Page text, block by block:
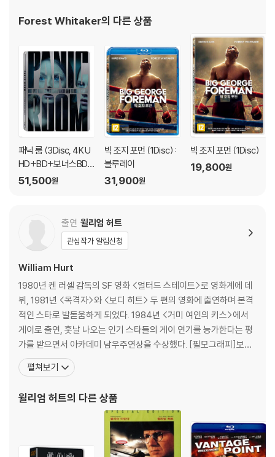
있으며, 상품의 불량이 아닙니다. 단, 재생에 이상이 있는 경우에는 불량으
※ 교환/반품 안내
1) 불량으로 인한 교환/반품 요청 시에는 불량 확인을 위해 개봉 시의 동영
상을 요청할 수 있으며, 동영상이 없는 경우 교환/반품이 제한될 수 있습니
관련 사진과 동영상 및 재생 기기 모델명을 첨부하여 첨부하여 고객센터에
문의 바랍니다.
2) 사양 오인지, 오 구매, 변심 사유로의 반품은 제품 개봉 전에만 운임비
부담 후 처리 가능합니다.
3) 스틸북 한정판, 초회 한정판의 경우 제작 수량이 한정되어 있고, 택배
4) 한정판 상품의 변심, 오구매로 인한 반품은 회송된 상품의 상태 확인 후
진행이 가능합니다. 택배 이동 중 파손이 발생하지 않도록 완충 포장을 부
탁드립니다.
화들에 출연하며 전성
Forest Whitaker의 다른 상품
패닉 룸 (3Disc, 4K U
HD+BD+보너스BD
스틸북 한정판) : 블루
51,500원
빅 조지 포먼 (1Disc) :
블루레이
31,900원
빅 조지 포먼 (1Disc)
19,800원
출연 윌리엄 허트
관심작가 알림신청
William Hurt
1980년 켄 러셀 감독의 SF 영화 <얼터드 스테이트>로 영화계에 데
뷔, 1981년 <목격자>와 <보디 히트> 두 편의 영화에 출연하며 본격
적인 스타로 발돋움하게 되었다. 1984년 <거미 여인의 키스>에서
게이로 출연, 훗날 나오는 인기 스타들의 게이 연기를 능가한다는 평
가를 받으면서 아카데미 남우주연상을 수상했다. [필모그래피]보디
히트(1981)|주연배우 작은 신의 아이들(1986)|주연배우 브로드캐
스트 뉴스(1987)|주연배우 데스티니 (1988)(1988)|주연배우 이
우 스모크(1995)|주연
펼쳐보기
윌리엄 허트의 다른 상품